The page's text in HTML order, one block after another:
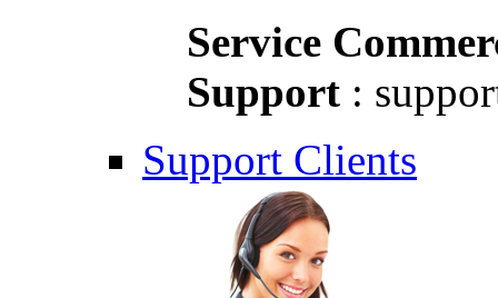
Service
Support :
Support Clients